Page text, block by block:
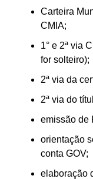
Carteira
CMIA;
1° e 2ª via
for solteiro);
2ª via da
2ª via do
emissão de
orientação
conta GOV;
elaboração